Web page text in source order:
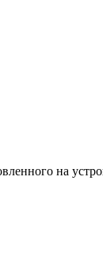
на